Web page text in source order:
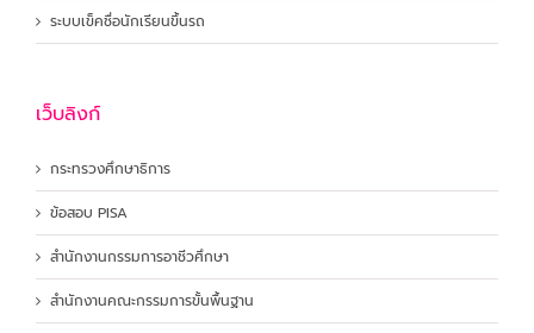
ระบบเข็คชื่อนักเรียนขึ้นรถ
เว็บลิงก์
กระทรวงศึกษาธิการ
ข้อสอบ PISA
สำนักงานกรรมการอาชีวศึกษา
สำนักงานคณะกรรมการขั้นพื้นฐาน